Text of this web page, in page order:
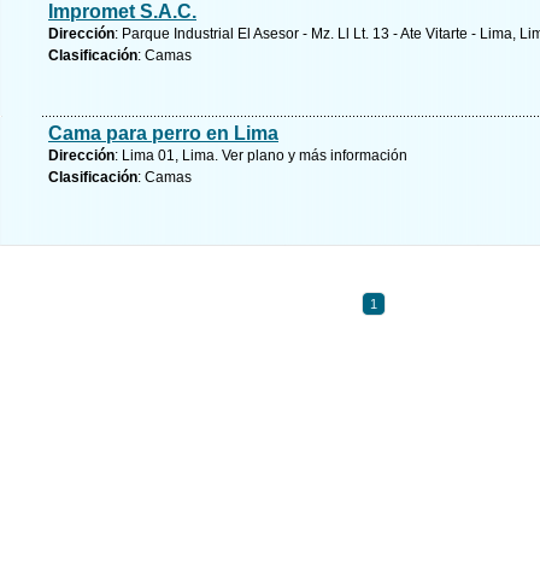
Impromet S.A.C.
Dirección: Parque Industrial El Asesor - Mz. Ll Lt. 13 - Ate Vitarte - Lima,
Clasificación: Camas
Cama para perro en Lima
Dirección: Lima 01, Lima. Ver plano y más información
Clasificación: Camas
1